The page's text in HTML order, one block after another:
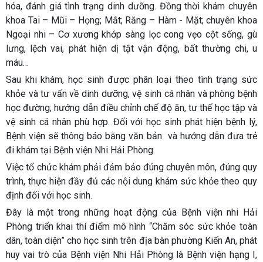
hóa, đánh giá tình trạng dinh dưỡng. Đồng thời khám chuyên
khoa Tai – Mũi – Họng; Mắt; Răng – Hàm - Mặt; chuyên khoa
Ngoại nhi – Cơ xương khớp sàng lọc cong vẹo cột sống, gù
lưng, lệch vai, phát hiện dị tật vận động, bất thường chi, u
máu…
Sau khi khám, học sinh được phân loại theo tình trạng sức
khỏe và tư vấn về dinh dưỡng, vệ sinh cá nhân và phòng bệnh
học đường; hướng dẫn điều chỉnh chế độ ăn, tư thế học tập và
vệ sinh cá nhân phù hợp. Đối với học sinh phát hiện bệnh lý,
Bệnh viện sẽ thông báo bằng văn bản và hướng dẫn đưa trẻ
đi khám tại Bệnh viện Nhi Hải Phòng.
Việc tổ chức khám phải đảm bảo đúng chuyên môn, đúng quy
trình, thực hiện đầy đủ các nội dung khám sức khỏe theo quy
định đối với học sinh.
Đây là một trong những hoạt động của Bệnh viện nhi Hải
Phòng triển khai thí điểm mô hình “Chăm sóc sức khỏe toàn
dân, toàn diện” cho học sinh trên địa bàn phường Kiến An, phát
huy vai trò của Bệnh viện Nhi Hải Phòng là Bệnh viện hạng I,